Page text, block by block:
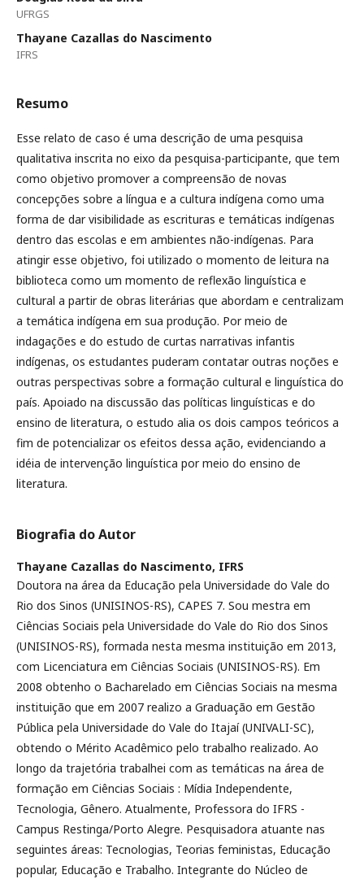
UFRGS
Thayane Cazallas do Nascimento
IFRS
Resumo
Esse relato de caso é uma descrição de uma pesquisa
qualitativa inscrita no eixo da pesquisa-participante, que tem
como objetivo promover a compreensão de novas
concepções sobre a língua e a cultura indígena como uma
forma de dar visibilidade as escrituras e temáticas indígenas
dentro das escolas e em ambientes não-indígenas. Para
atingir esse objetivo, foi utilizado o momento de leitura na
biblioteca como um momento de reflexão linguística e
cultural a partir de obras literárias que abordam e centralizam
a temática indígena em sua produção. Por meio de
indagações e do estudo de curtas narrativas infantis
indígenas, os estudantes puderam contatar outras noções e
outras perspectivas sobre a formação cultural e linguística do
país. Apoiado na discussão das políticas linguísticas e do
ensino de literatura, o estudo alia os dois campos teóricos a
fim de potencializar os efeitos dessa ação, evidenciando a
idéia de intervenção linguística por meio do ensino de
literatura.
Biografia do Autor
Thayane Cazallas do Nascimento, IFRS
Doutora na área da Educação pela Universidade do Vale do
Rio dos Sinos (UNISINOS-RS), CAPES 7. Sou mestra em
Ciências Sociais pela Universidade do Vale do Rio dos Sinos
(UNISINOS-RS), formada nesta mesma instituição em 2013,
com Licenciatura em Ciências Sociais (UNISINOS-RS). Em
2008 obtenho o Bacharelado em Ciências Sociais na mesma
instituição que em 2007 realizo a Graduação em Gestão
Pública pela Universidade do Vale do Itajaí (UNIVALI-SC),
obtendo o Mérito Acadêmico pelo trabalho realizado. Ao
longo da trajetória trabalhei com as temáticas na área de
formação em Ciências Sociais : Mídia Independente,
Tecnologia, Gênero. Atualmente, Professora do IFRS -
Campus Restinga/Porto Alegre. Pesquisadora atuante nas
seguintes áreas: Tecnologias, Teorias feministas, Educação
popular, Educação e Trabalho. Integrante do Núcleo de